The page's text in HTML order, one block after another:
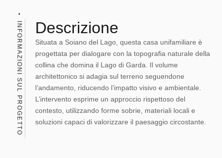
INFORMAZIONI SUL PROGETTO Descrizione
Situata a Soiano del Lago, questa casa unifamiliare è
progettata per dialogare con la topografia naturale della
collina che domina il Lago di Garda. Il volume
architettonico si adagia sul terreno seguendone
l’andamento, riducendo l’impatto visivo e ambientale.
L’intervento esprime un approccio rispettoso del
contesto, utilizzando forme sobrie, materiali locali e
soluzioni capaci di valorizzare il paesaggio circostante.